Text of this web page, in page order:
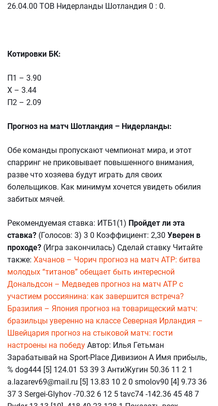
26.04.00 ТОВ Нидерланды Шотландия 0 : 0.
Котировки БК:
П1 – 3.90
Х – 3.44
П2 – 2.09
Прогноз на матч Шотландия – Нидерланды:
Обе команды пропускают чемпионат мира, и этот
спарринг не приковывает повышенного внимания,
разве что хозяева будут играть для своих
болельщиков. Как минимум хочется увидеть обилия
забитых мячей.
Рекомендуемая ставка: ИТБ1(1) Пройдет ли эта
ставка? (Голосов: 3) 3 0 Коэффициент: 2,30 Уверен в
проходе? (Игра закончилась) Сделай ставку Читайте
также: Хачанов – Чорич прогноз на матч АТР: битва
молодых “титанов” обещает быть интересной
Дональдсон – Медведев прогноз на матч АТР с
участием россиянина: как завершится встреча?
Бразилия – Япония прогноз на товарищеский матч:
бразильцы уверенно на классе Северная Ирландия –
Швейцария прогноз на стыковой матч: гости
настроены на победу Автор: Илья Гетьман
Зарабатывай на Sport-Place Дивизион А Имя прибыль,
% dog444 [5] 124.01 53 39 3 АнтиЖугин 50.36 11 2 1
a.lazarev69@mail.ru [5] 13.83 10 2 0 smolov90 [4] 9.73 36
37 3 Sergei-Glyhov -70.32 6 12 5 tavc74 -142.36 45 48 7